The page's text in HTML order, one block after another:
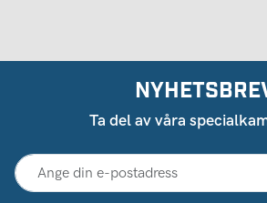
Ta del av våra